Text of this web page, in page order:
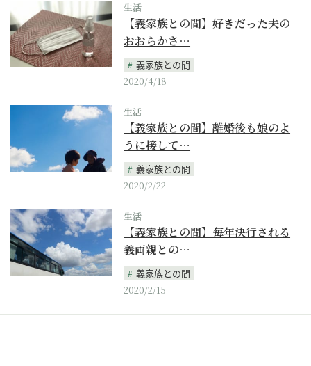
生活
【義家族との間】好きだった夫の
おおらかさ…
義家族との間
2020/4/18
生活
【義家族との間】離婚後も娘のよ
うに接して…
義家族との間
2020/2/22
生活
【義家族との間】毎年決行される
義両親との…
義家族との間
2020/2/15